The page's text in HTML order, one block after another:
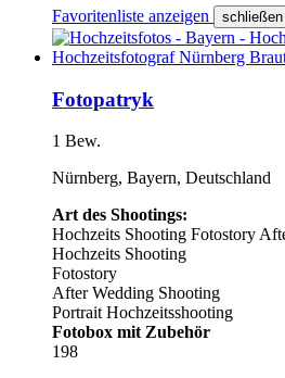
Favoritenliste anzeigen schließen
Fotopatryk
1 Bew.
Nürnberg, Bayern, Deutschland
Art des Shootings:
Hochzeits Shooting Fotostory
Hochzeits Shooting
Fotostory
After Wedding Shooting
Portrait Hochzeitsshooting
Fotobox mit Zubehör
198